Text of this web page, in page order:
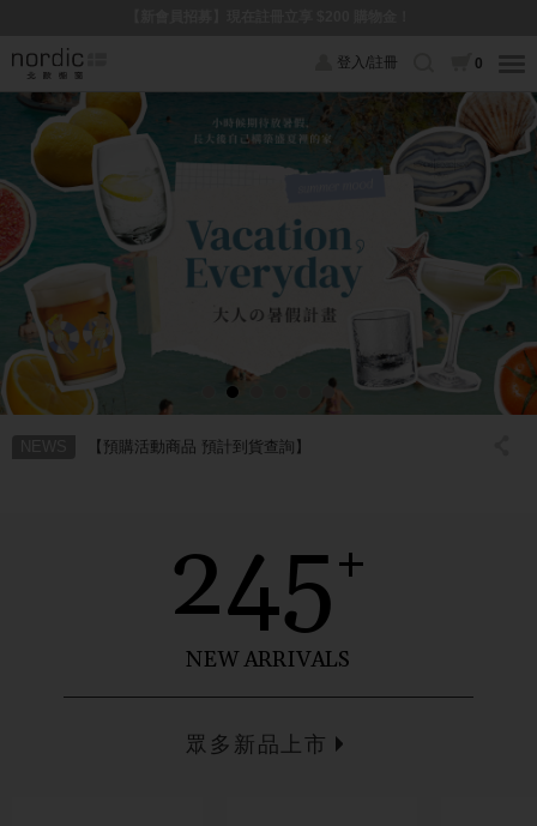
登入/註冊 0
【預購活動商品 預計到貨查詢】
245+
NEW ARRIVALS
眾多新品上市